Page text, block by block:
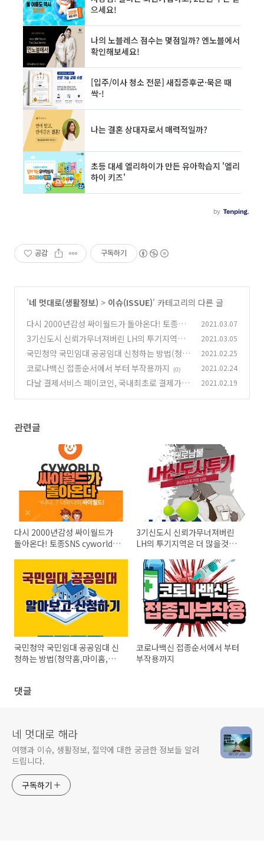
공감 구독하기
'네 멋대로(생활정보) > 이슈(ISSUE)' 카테고리의 다른 글
다시 2000년감성 싸이월드가 돌아온다! 토종SN
S cyworld의 귀환 (1)
2021.03.07
3기신도시 신뢰가무너져버린 LH의 투기지역은
더 많을것이다. (0)
2021.03.05
국민청약 국민임대 공공임대 신청하는 방법(청약
홈,마이홈,내집다오) (0)
2021.02.25
코로나백신 접종순서에서 부터 부작용까지 (0) 2021.02.24
다날 결제서비스 페이코인, 국내최초로 결제가능 2021.02.19
관련글
다시 2000년감성 싸이월드가
돌아온다! 토종SNS cyworld의
3기신도시 신뢰가무너져버린
LH의 투기지역은 더 많을것이
국민청약 국민임대 공공임대 신
청하는 방법(청약홈,마이홈,내
코로나백신 접종순서에서 부터
부작용까지
댓글
네 멋대로 해라
여행과 이슈, 생활정보, 절약에 대한 궁금한 정보들 알려
드립니다.
구독하기